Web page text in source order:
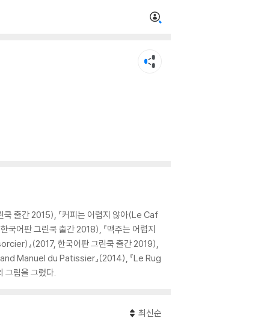
출간 2015), 『커피는 어렵지 않아(Le Caf
어판 그린쿡 출간 2018), 『맥주는 어렵지
』(2017, 한국어판 그린쿡 출간 2019),
Manuel du Patissier』(2014), 『Le Rug
림을 그렸다.
최신순